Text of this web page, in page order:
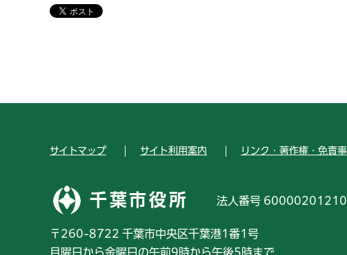
サイトマップ サイト利用案内 リンク・著作権・免責
千葉市役所 法人番号
〒260-8722 千葉市中央区千葉港1番1号
月曜日から金曜日の午前9時から午後5時まで